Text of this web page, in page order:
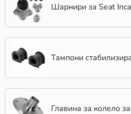
Шарнири за Seat Inca
Тампони
Главина за колело